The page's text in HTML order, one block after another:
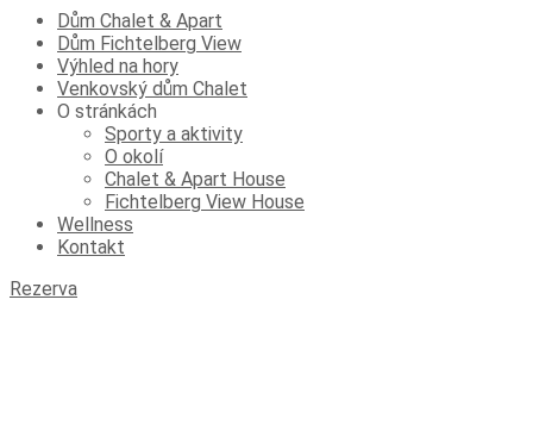
Dům Chalet & Apart
Dům Fichtelberg View
Výhled na hory
Venkovský dům Chalet
O stránkách
Sporty a aktivity
O okolí
Chalet & Apart House
Fichtelberg View House
Wellness
Kontakt
Rezerva